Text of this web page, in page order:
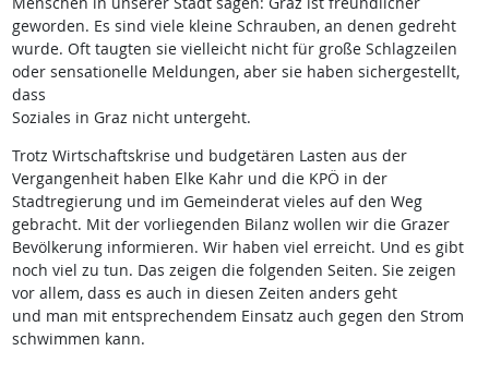
geworden. Es sind viele kleine Schrauben, an denen gedreht
wurde. Oft taugten sie vielleicht nicht für große Schlagzeilen
oder sensationelle Meldungen, aber sie haben sichergestellt,
dass
Soziales in Graz nicht untergeht.
Trotz Wirtschaftskrise und budgetären Lasten aus der
Vergangenheit haben Elke Kahr und die KPÖ in der
Stadtregierung und im Gemeinderat vieles auf den Weg
gebracht. Mit der vorliegenden Bilanz wollen wir die Grazer
Bevölkerung informieren. Wir haben viel erreicht. Und es gibt
noch viel zu tun. Das zeigen die folgenden Seiten. Sie zeigen
vor allem, dass es auch in diesen Zeiten anders geht
und man mit entsprechendem Einsatz auch gegen den Strom
schwimmen kann.